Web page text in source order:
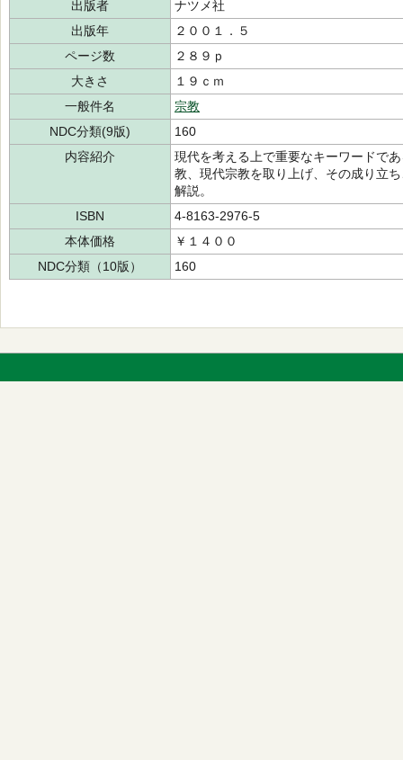
出版者
ナツメ社
出版年
２００１．５
ページ数
２８９ｐ
大きさ
１９ｃｍ
一般件名
宗教
NDC分類(9版)
160
内容紹介
現代を考える上で重要なキーワードで
教、現代宗教を取り上げ、その成り立
解説。
ISBN
4-8163-2976-5
本体価格
￥１４００
NDC分類（10版）
160